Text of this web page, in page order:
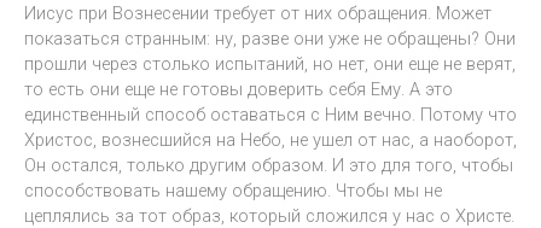
Иисус при Вознесении требует от них обращения. Может
показаться странным: ну, разве они уже не обращены? Они
прошли через столько испытаний, но нет, они еще не верят,
то есть они еще не готовы доверить себя Ему. А это
единственный способ оставаться с Ним вечно. Потому что
Христос, вознесшийся на Небо, не ушел от нас, а наоборот,
Он остался, только другим образом. И это для того, чтобы
способствовать нашему обращению. Чтобы мы не
цеплялись за тот образ, который сложился у нас о Христе.